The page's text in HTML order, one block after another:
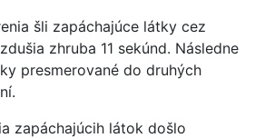
šli zapáchajúce látky cez
zhruba 11 sekúnd. Následne
presmerované do druhých
zapáchajúcih látok došlo